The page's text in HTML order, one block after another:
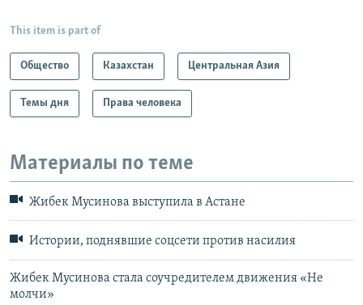
This item is part of
Общество Казахстан Центральная Азия
Темы дня Права человека
Материалы по теме
Жибек Мусинова выступила в Астане
Истории, поднявшие соцсети против насилия
Жибек Мусинова стала соучредителем движения «Не
молчи»